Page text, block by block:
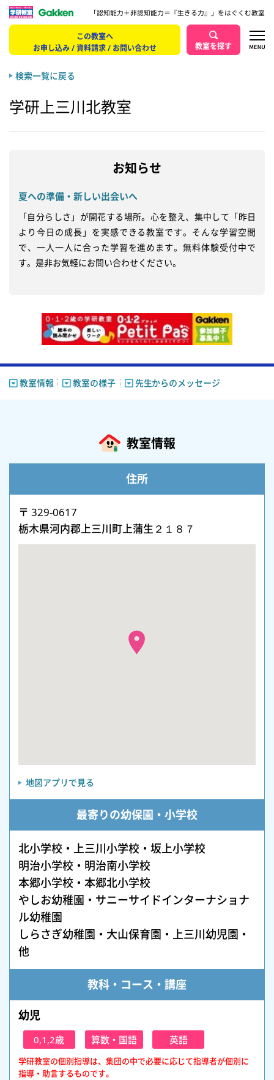
「認知能力＋非認知能力＝『生きる力』」をはぐくむ教室
この教室へ
お申し込み / 資料請求 / お問い合わせ
教室を探す
検索一覧に戻る
学研上三川北教室
お知らせ
夏への準備・新しい出会いへ
「自分らしさ」が開花する場所。心を整え、集中して「昨日
より今日の成長」を実感できる教室です。そんな学習空間
で、一人一人に合った学習を進めます。無料体験受付中で
す。是非お気軽にお問い合わせください。
教室情報 教室の様子 先生からのメッセージ
教室情報
住所
〒 329-0617
栃木県河内郡上三川町上蒲生２１８７
地図アプリで見る
最寄りの幼保園・小学校
北小学校・上三川小学校・坂上小学校
明治小学校・明治南小学校
本郷小学校・本郷北小学校
やしお幼稚園・サニーサイドインターナショナ
ル幼稚園
しらさぎ幼稚園・大山保育園・上三川幼児園・
他
教科・コース・講座
幼児
0,1,2歳 算数・国語 英語
学研教室の個別指導は、集団の中で必要に応じて指導者が個別に
指導・助言するものです。